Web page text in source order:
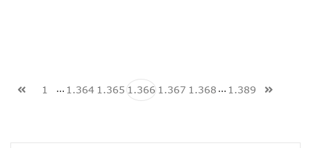
1 … 1.364 1.365 1.366 1.367 1.368 … 1.389